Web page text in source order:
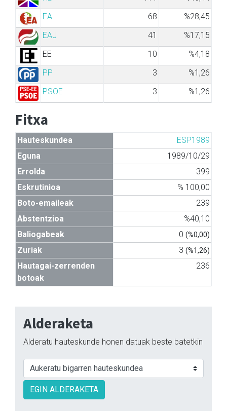
EA
68
%28,45
EAJ
41
%17,15
EE
10
%4,18
PP
3
%1,26
PSOE
3 %1,26
Fitxa
Hauteskundea
ESP1989
Eguna
1989/10/29
Errolda
399
Eskrutinioa
% 100,00
Boto-emaileak
239
Abstentzioa
%40,10
Baliogabeak
0 (%0,00)
Zuriak 3 (%1,26)
Hautagai-zerrenden
botoak
236
Alderaketa
Alderatu hauteskunde honen datuak beste batetkin
EGIN ALDERAKETA